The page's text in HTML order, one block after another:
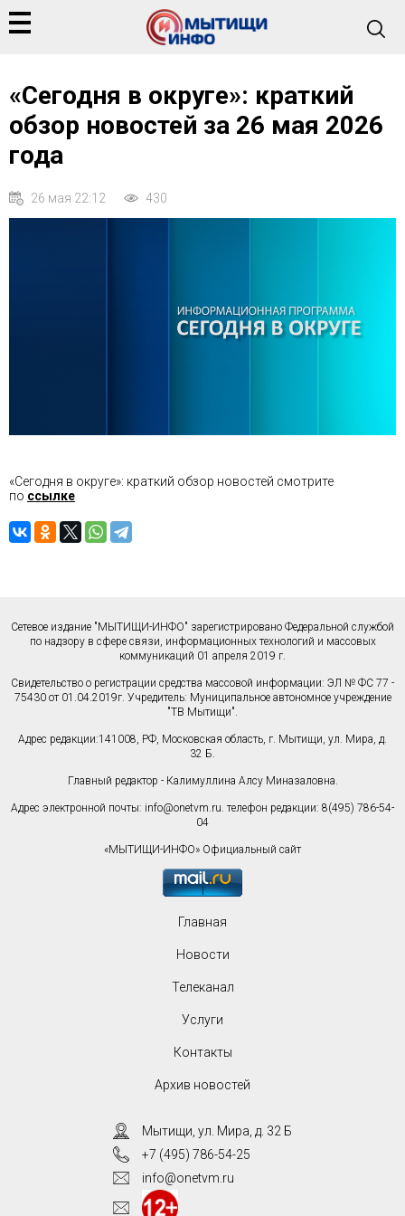
«Сегодня в округе»: краткий
обзор новостей за 26 мая 2026
года
26 мая 22:12 430
«Сегодня в округе»: краткий обзор новостей смотрите
по ссылке
Сетевое издание "МЫТИЩИ-ИНФО" зарегистрировано Федеральной службой
по надзору в сфере связи, информационных технологий и массовых
коммуникаций 01 апреля 2019 г.
Свидетельство о регистрации средства массовой информации: ЭЛ № ФС 77 -
75430 от 01.04.2019г. Учредитель: Муниципальное автономное учреждение
"ТВ Мытищи".
Адрес редакции:141008, РФ, Московская область, г. Мытищи, ул. Мира, д.
32 Б.
Главный редактор - Калимуллина Алсу Миназаловна.
Адрес электронной почты: info@onetvm.ru. телефон редакции: 8(495) 786-54-
04
«МЫТИЩИ-ИНФО» Официальный сайт
Главная
Новости
Телеканал
Услуги
Контакты
Архив новостей
Мытищи, ул. Мира, д. 32 Б
+7 (495) 786-54-25
info@onetvm.ru